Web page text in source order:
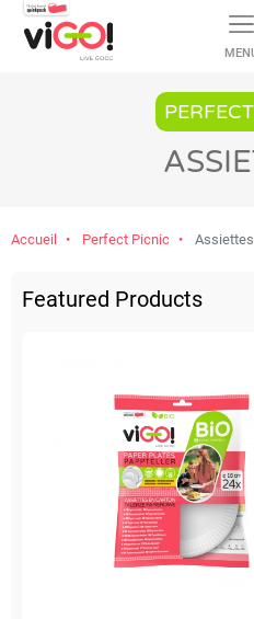
Accueil Perfect Picnic Assiettes
Featured Products